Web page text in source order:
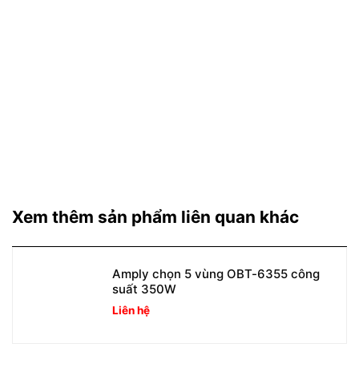
Xem thêm sản phẩm liên quan khác
Amply chọn 5 vùng OBT-6355 công
suất 350W
Liên hệ